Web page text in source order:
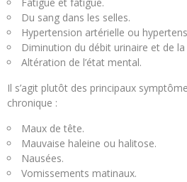
Du sang dans les selles.
Hypertension artérielle ou
Diminution du débit urinaire et de
Altération de l’état mental.
Il s’agit plutôt des principaux
chronique :
Maux de tête.
Mauvaise haleine ou halitose.
Nausées.
Vomissements matinaux.